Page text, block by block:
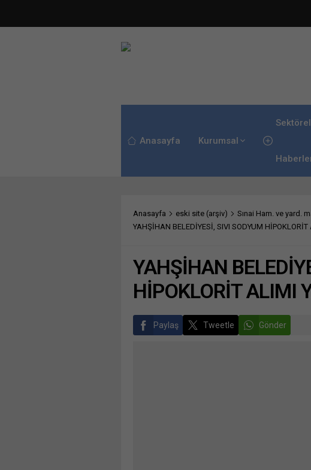
Anasayfa Kurumsal
Sektörel
Anasayfa eski site (arşiv)
Sınai Ham. ve yard.
YAHŞİHAN BELEDİYESİ, SIVI SODYUM HİPOKLORİT
YAHŞİHAN
HİPOKLORİT ALIMI
Paylaş Tweetle Gönder